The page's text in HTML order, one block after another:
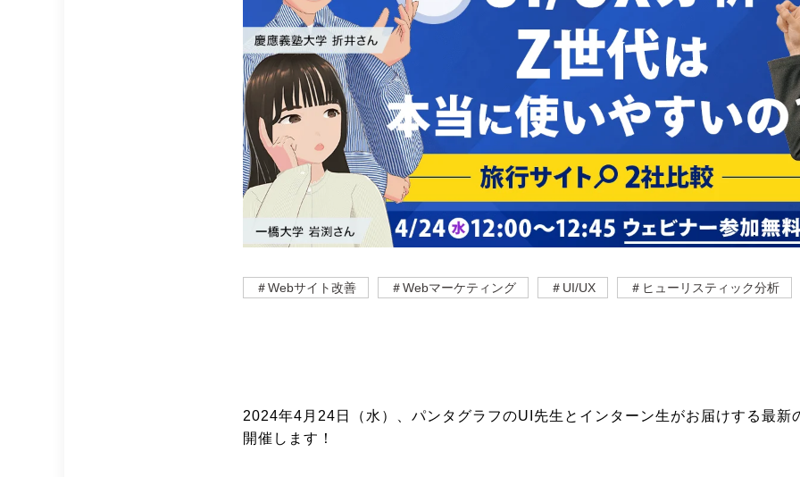
＃Webサイト改善 ＃Webマーケティング ＃UI/UX ＃ヒューリスティック分析
2024年4 月24日（水）
、パンタグラフのUI先生とインターン生がお届けする最
開催します！